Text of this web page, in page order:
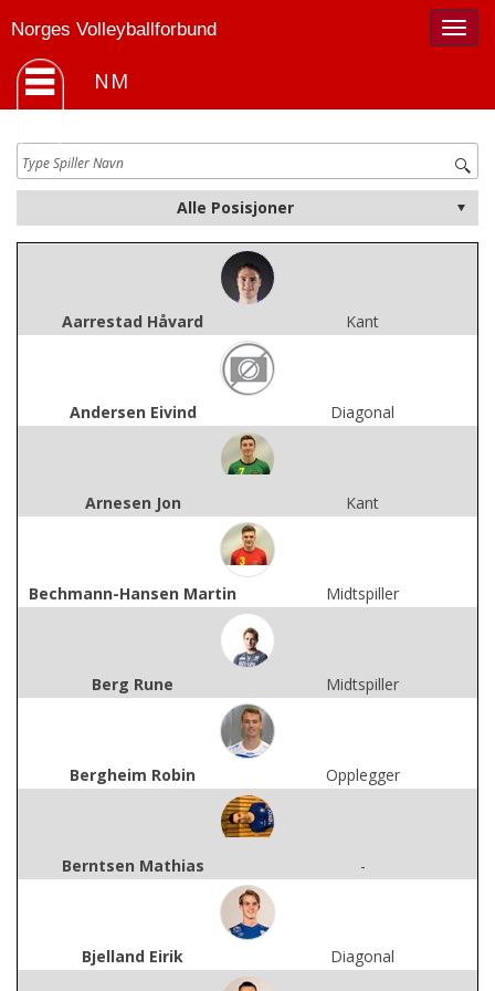
Norges Volleyballforbund
NM
Aarrestad Håvard Kant
Andersen Eivind Diagonal
Arnesen Jon Kant
Bechmann-Hansen Martin Midtspiller
Berg Rune Midtspiller
Bergheim Robin Opplegger
Berntsen Mathias -
Bjelland Eirik Diagonal